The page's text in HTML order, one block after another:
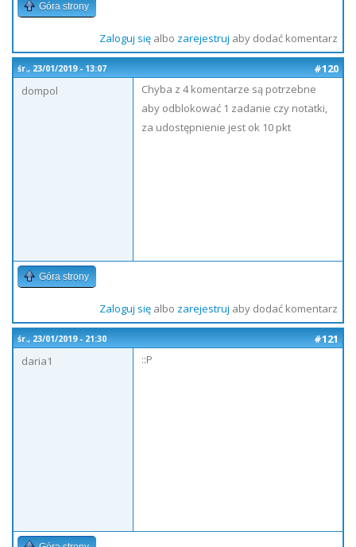
Góra strony
Zaloguj sięalbo zarejestruj aby dodać komentarz
śr., 23/01/2019 - 13:07
#120
dompol
Chyba z 4 komentarze są potrzebne
aby odblokować 1 zadanie czy notatki,
za udostępnienie jest ok 10 pkt
Góra strony
Zaloguj sięalbo zarejestruj aby dodać komentarz
śr., 23/01/2019 - 21:30
#121
daria1
::P